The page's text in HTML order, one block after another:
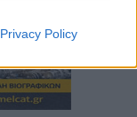
Privacy Policy